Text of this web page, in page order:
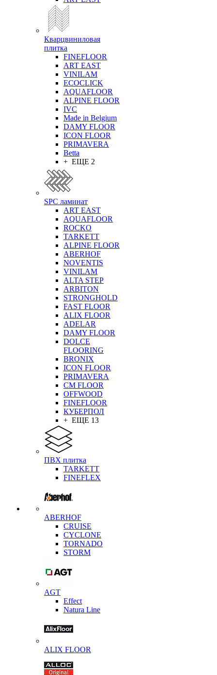
Кварцвиниловая
плитка
FINEFLOOR
ART EAST
VINILAM
ECOCLICK
AQUAFLOOR
ALPINE FLOOR
IVC
Made in Belgium
DAMY FLOOR
ICON FLOOR
PRIMAVERA
Betta
+ ЕЩЕ 2
SPC ламинат
ART EAST
AQUAFLOOR
ROCKO
TARKETT
ALPINE FLOOR
ABERHOF
NOVENTIS
VINILAM
ALTA STEP
ARBITON
STRONGHOLD
FAST FLOOR
ALIX FLOOR
ADELAR
DAMY FLOOR
DOLCE
FLOORING
BRONIX
ICON FLOOR
PRIMAVERA
CM FLOOR
OFFWOOD
FINEFLOOR
КУБЕРПОЛ
+ ЕЩЕ 13
ПВХ плитка
TARKETT
FINEFLEX
ABERHOF
CRUISE
CYCLONE
TORNADO
STORM
AGT
Effect
Natura Line
ALIX FLOOR